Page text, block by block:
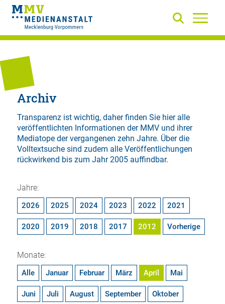
Archiv
Transparenz ist wichtig, daher finden Sie hier alle
veröffentlichten Informationen der MMV und ihrer
Mediatope der vergangenen zehn Jahre. Über die
Volltextsuchesind zudem alle Veröffentlichungen
rückwirkend bis zum Jahr 2005 auffindbar.
Jahre:
2026 2025 2024 2023 2022 2021
2020 2019 2018 2017 2012 Vorherige
Monate:
Alle Januar Februar März April Mai
Juni Juli August September Oktober